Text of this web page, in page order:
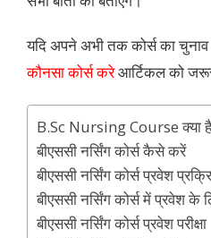
यदि अपने अभी तक कोर्स का चुनाव
कौनसा कोर्स करेआर्टिकल को
B.Sc Nursing Course क्या है
बीएससी नर्सिंग कोर्स कैसे करें
बीएससी नर्सिंग कोर्स प्रवेश
बीएससी नर्सिंग कोर्स में प्रवेश के
बीएससी नर्सिंग कोर्स प्रवेश परीक्षा